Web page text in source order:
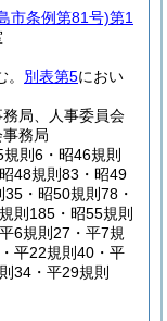
市条例第81号)第1
別表第5におい
局、人事委員会
務局
則6・昭46規則
48規則83・昭49
・昭50規則78・
則185・昭55規則
6規則27・平7規
平22規則40・平
34・平29規則